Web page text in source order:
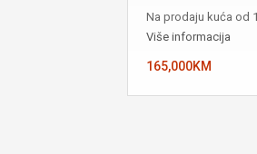
Na prodaju kuća od
Više informacija
165,000KM